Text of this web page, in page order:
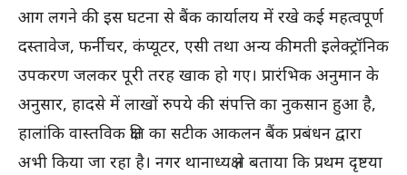
आग लगने की इस घटना से बैंक कार्यालय में रखे कई महत्वपूर्ण
दस्तावेज, फर्नीचर, कंप्यूटर, एसी तथा अन्य कीमती इलेक्ट्रॉनिक
उपकरण जलकर पूरी तरह खाक हो गए। प्रारंभिक अनुमान के
अनुसार, हादसे में लाखों रुपये की संपत्ति का नुकसान हुआ है,
हालांकि वास्तविक क्षति का सटीक आकलन बैंक प्रबंधन द्वारा
अभी किया जा रहा है। नगर थानाध्यक्ष ने बताया कि प्रथम दृष्टया